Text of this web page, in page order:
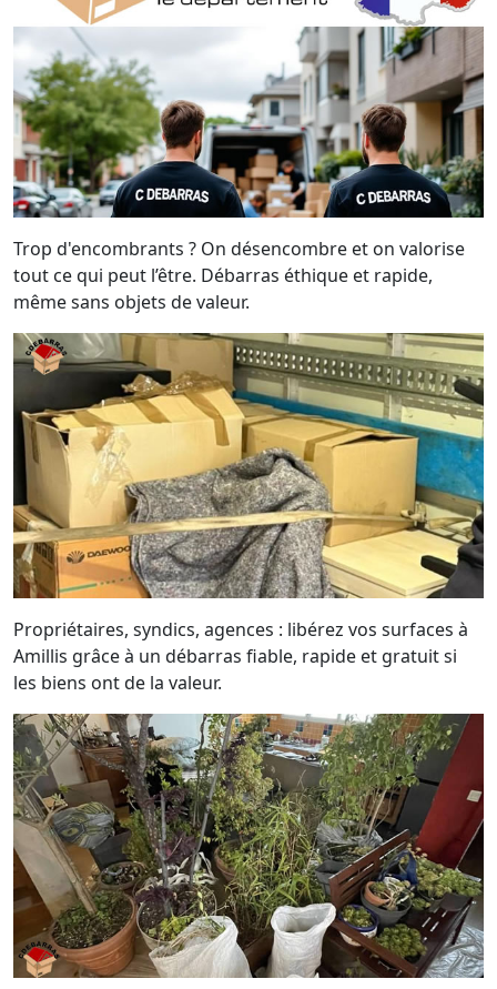
Trop d'encombrants ? On désencombre et on valorise
tout ce qui peut l’être. Débarras éthique et rapide,
même sans objets de valeur.
Propriétaires, syndics, agences : libérez vos surfaces à
Amillis grâce à un débarras fiable, rapide et gratuit si
les biens ont de la valeur.